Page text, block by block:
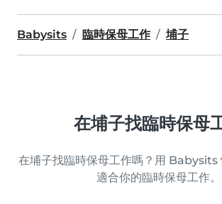
Babysits 臨時保母工作 埔子
在埔子找臨時保母
在埔子找臨時保母工作嗎？用 Babysits
適合你的臨時保母工作。